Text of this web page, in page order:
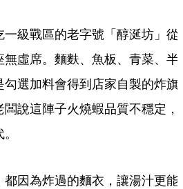
級戰區的老字號「醇涎坊」從
虛席。麵麩、魚板、青菜、半
選加料會得到店家自製的炸旗
說這陣子火燒蝦品質不穩定，
因為炸過的麵衣，讓湯汁更能